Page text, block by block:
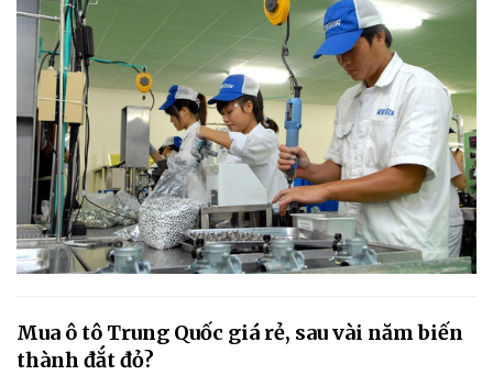
Mua ô tô Trung Quốc giá rẻ, sau vài năm biến
thành đắt đỏ?